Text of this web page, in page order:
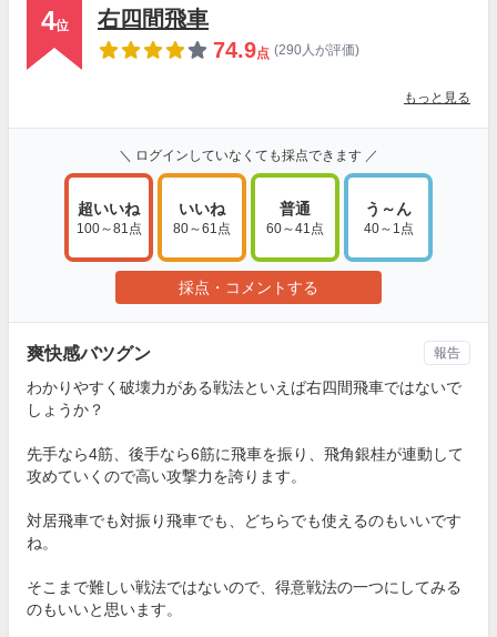
4位
右四間飛車
74.9点 (290人が評価)
もっと見る
＼ ログインしていなくても採点できます ／
超いいね
100～81点
いいね
80～61点
普通
60～41点
う～ん
40～1点
採点・コメントする
爽快感バツグン
わかりやすく破壊力がある戦法といえば右四間飛車ではないで
しょうか？
先手なら4筋、後手なら6筋に飛車を振り、飛角銀桂が連動して
攻めていくので高い攻撃力を誇ります。
対居飛車でも対振り飛車でも、どちらでも使えるのもいいです
ね。
そこまで難しい戦法ではないので、得意戦法の一つにしてみる
のもいいと思います。
報告